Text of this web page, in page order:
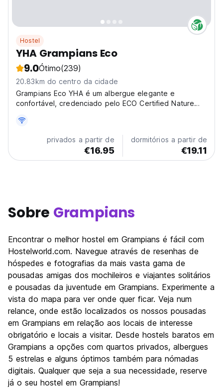
Hostel
YHA Grampians Eco
9.0Ótimo(239)
20.83km do centro da cidade
Grampians Eco YHA é um albergue elegante e
confortável, credenciado pelo ECO Certified Nature
meio ambiente em mente.
privados a partir de
€16.95
dormitórios a partir de
€19.11
Sobre Grampians
Encontrar o melhor hostel em Grampians é fácil com
Hostelworld.com. Navegue através de resenhas de
hóspedes e fotografias da mais vasta gama de
pousadas amigas dos mochileiros e viajantes solitários
e pousadas da juventude em Grampians. Experimente a
vista do mapa para ver onde quer ficar. Veja num
relance, onde estão localizados os nossos pousadas
em Grampians em relação aos locais de interesse
obrigatório e locais a visitar. Desde hostels baratos em
Grampians a opções com quartos privados, albergues
5 estrelas e alguns óptimos também para nómadas
digitais. Qualquer que seja a sua necessidade, reserve
já o seu hostel em Grampians!